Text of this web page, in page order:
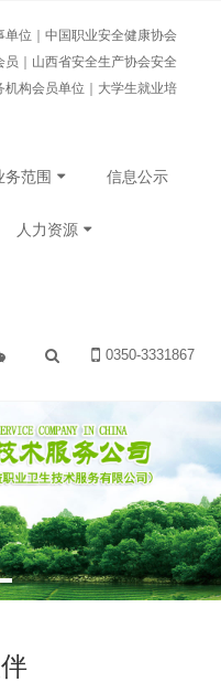
单位｜中国职业安全健康协会
｜山西省安全生产协会安全
构会员单位｜大学生就业培
务范围 信息公示
人力资源
0350-3331867